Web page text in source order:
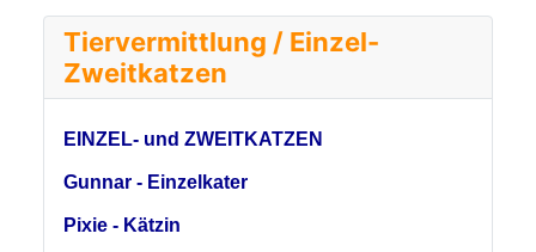
Tiervermittlung / Einzel-
Zweitkatzen
EINZEL- und ZWEITKATZEN
Gunnar - Einzelkater
Pixie - Kätzin